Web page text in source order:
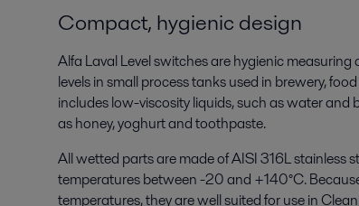
Compact, hygienic design
Alfa Laval Level switches are hygienic
levels in small process tanks used in brewery,
includes low-viscosity liquids, such as water and
as honey, yoghurt and toothpaste.
All wetted parts are made of AISI 316L stainless
temperatures between -20 and +140°C.
temperatures, they are well suited for use in